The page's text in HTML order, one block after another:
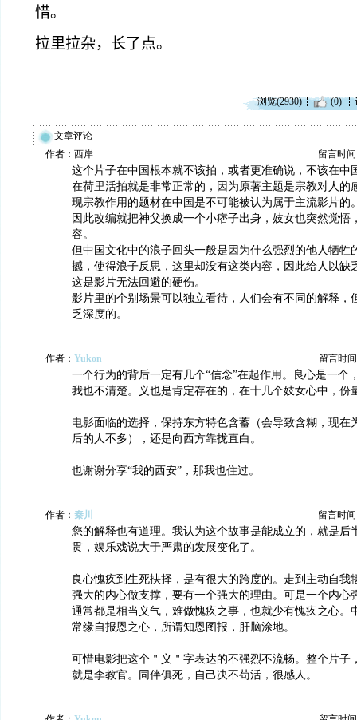
惜。
拉里拉杂，长了点。
浏览(2930) (0)
文章评论
作者：西岸
留言时间
这个片子在中国根本就不该拍，或者更准确说，不该在中
在荷里活拍就是非常正常的，因为原著主题是宗教对人的
现宗教作用的题材在中国是不可能被认为属于主流影片的
因此改编就把神父换成一个小痞子出身，妓女也突然觉悟
容。
但中国文化中的浪子回头一般是因为什么强烈的他人牺牲
撼，使得浪子反思，这里却没有这类内容，因此给人以缺
这是影片无法回避的硬伤。
影片里的个别场景可以独立看待，人们会有不同的解释，
乏深度的。
作者： Yukon 留言时
一个行为的背后一定有几个“信念”在起作用。良心是一个
我也不清楚。义也是肯定存在的，在十几个妓女心中，份
电影面临的选择，保持东方特色含蓄（会导致含糊，现在
后的人不多），还是向西方靠拢直白。
也谢谢分享“我的西安”，那我也住过。
作者： 秦川 留言时间
您的解释也有道理。我认为这个故事是能成立的，就是后
贯，娱乐戏说大于严肃的发展变化了。
良心愧疚到生死抉择，是有很大的跨度的。走到主动自我
强大的内心做支撑，要有一个强大的理由。可是一个内心
通常都是相当义气，难做愧疚之事，也就少有愧疚之心。
常缘自报恩之心，所谓知恩图报，肝脑涂地。
可惜电影把这个＂义＂字表达的不强烈不流畅。整个片子
就是李教官。同伴俱死，自己决不苟活，很感人。